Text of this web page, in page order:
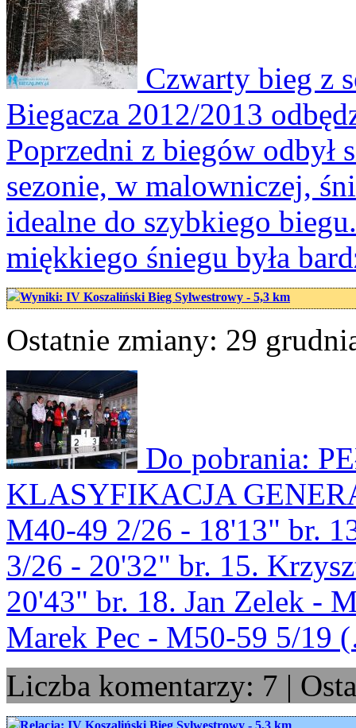
Czwarty bieg z
Biegacza 2012/2013
Poprzedni z biegów odbył
sezonie, w malowniczej,
idealne do szybkiego
miękkiego śniegu była
Wyniki: IV Koszaliński Bieg Sylwestrowy - 5,3 km
Ostatnie zmiany: 29
Do pobrania:
KLASYFIKACJA
M40-49 2/26 - 18'13" br.
3/26 - 20'32" br. 15.
20'43" br. 18. Jan Zelek -
Marek Pec - M50-59 5/19
Liczba komentarzy: 7 |
Relacja: IV Koszaliński Bieg Sylwestrowy - 5,3 km